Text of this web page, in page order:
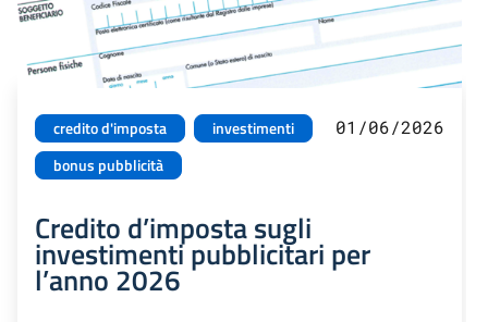
credito d'imposta
investimenti
bonus pubblicità
01/06/2026
Credito d’imposta sugli
investimenti pubblicitari per
l’anno 2026